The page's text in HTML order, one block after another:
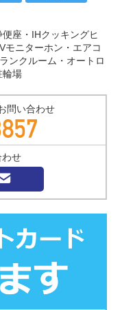
座・IHクッキングヒ
モニターホン・エアコ
ンクルーム・オートロ
輪場
問い合わせ
わせ